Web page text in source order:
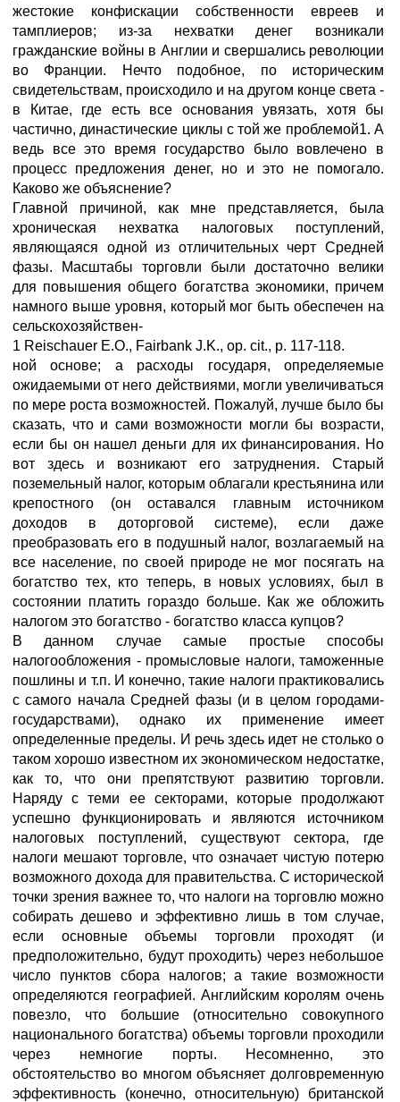
жестокие конфискации собственности евреев и
тамплиеров; из-за нехватки денег возникали
гражданские войны в Англии и свершались революции
во Франции. Нечто подобное, по историческим
свидетельствам, происходило и на другом конце света -
в Китае, где есть все основания увязать, хотя бы
частично, династические циклы с той же проблемой1. А
ведь все это время государство было вовлечено в
процесс предложения денег, но и это не помогало.
Каково же объяснение?
Главной причиной, как мне представляется, была
хроническая нехватка налоговых поступлений,
являющаяся одной из отличительных черт Средней
фазы. Масштабы торговли были достаточно велики
для повышения общего богатства экономики, причем
намного выше уровня, который мог быть обеспечен на
сельскохозяйствен-
1 Reischauer E.O., Fairbank J.K., op. cit., p. 117-118.
ной основе; а расходы государя, определяемые
ожидаемыми от него действиями, могли увеличиваться
по мере роста возможностей. Пожалуй, лучше было бы
сказать, что и сами возможности могли бы возрасти,
если бы он нашел деньги для их финансирования. Но
вот здесь и возникают его затруднения. Старый
поземельный налог, которым облагали крестьянина или
крепостного (он оставался главным источником
доходов в доторговой системе), если даже
преобразовать его в подушный налог, возлагаемый на
все население, по своей природе не мог посягать на
богатство тех, кто теперь, в новых условиях, был в
состоянии платить гораздо больше. Как же обложить
налогом это богатство - богатство класса купцов?
В данном случае самые простые способы
налогообложения - промысловые налоги, таможенные
пошлины и т.п. И конечно, такие налоги практиковались
с самого начала Средней фазы (и в целом городами-
государствами), однако их применение имеет
определенные пределы. И речь здесь идет не столько о
таком хорошо известном их экономическом недостатке,
как то, что они препятствуют развитию торговли.
Наряду с теми ее секторами, которые продолжают
успешно функционировать и являются источником
налоговых поступлений, существуют сектора, где
налоги мешают торговле, что означает чистую потерю
возможного дохода для правительства. С исторической
точки зрения важнее то, что налоги на торговлю можно
собирать дешево и эффективно лишь в том случае,
если основные объемы торговли проходят (и
предположительно, будут проходить) через небольшое
число пунктов сбора налогов; а такие возможности
определяются географией. Английским королям очень
повезло, что большие (относительно совокупного
национального богатства) объемы торговли проходили
через немногие порты. Несомненно, это
обстоятельство во многом объясняет долговременную
эффективность (конечно, относительную) британской